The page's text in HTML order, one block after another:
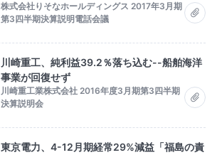
株式会社りそなホールディングス 2017年3月期
第3四半期決算説明電話会議
川崎重工、純利益39.2％落ち込む--船舶海洋
事業が回復せず
川崎重工業株式会社 2016年度3月期第3四半期
決算説明会
東京電力、4-12月期経常29%減益「福島の責